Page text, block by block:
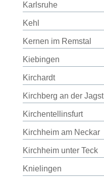
Karlsruhe
Kehl
Kernen im Remstal
Kiebingen
Kirchardt
Kirchberg an der Jagst
Kirchentellinsfurt
Kirchheim am Neckar
Kirchheim unter Teck
Knielingen